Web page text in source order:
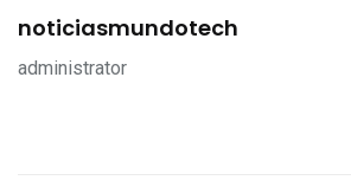
noticiasmundotech
administrator